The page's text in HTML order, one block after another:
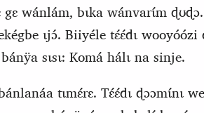
gɛ wánlám, bɩka wánvarɩ́m
ɩjɔ́. Biiyéle tɛ́ɛ́dɩ wooyóózi
sɩsɩ: Komá hálɩ na sinje.
tɩmɛ́rɛ. Tɛ́ɛ́dɩ ɖɔɔmɩ́nɩ